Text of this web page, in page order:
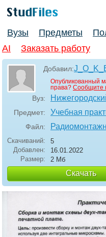
Вузы Предметы
AI
Заказать работу
Добавил:
Опубликованный
права? Сообщите
Вуз:
Предмет: Учебная
Файл:
Скачиваний:
5
Добавлен:
16.01.2022
Размер:
2 Мб
Скачать